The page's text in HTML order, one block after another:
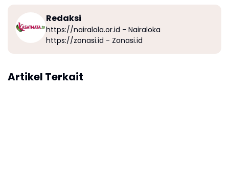
Redaksi
https://nairalola.or.id - Nairaloka
https://zonasi.id - Zonasi.id
Artikel Terkait